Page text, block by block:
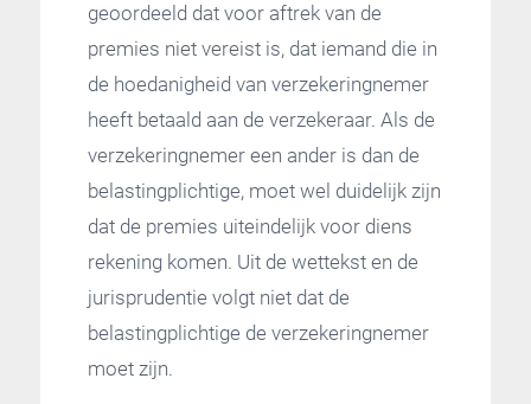
geoordeeld dat voor aftrek van de
premies niet vereist is, dat iemand die in
de hoedanigheid van verzekeringnemer
heeft betaald aan de verzekeraar. Als de
verzekeringnemer een ander is dan de
belastingplichtige, moet wel duidelijk zijn
dat de premies uiteindelijk voor diens
rekening komen. Uit de wettekst en de
jurisprudentie volgt niet dat de
belastingplichtige de verzekeringnemer
moet zijn.